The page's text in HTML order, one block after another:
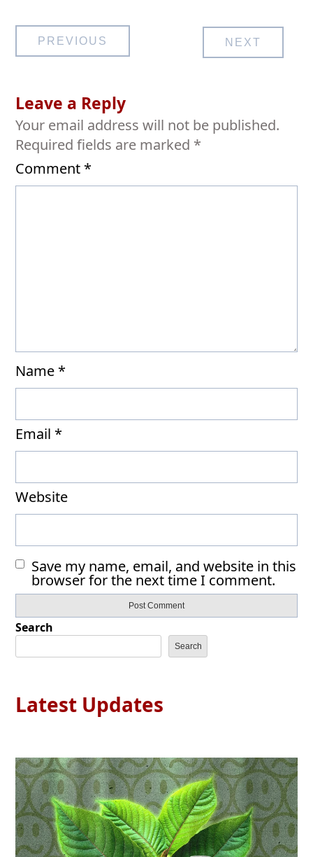
Post
navigation
PREVIOUS NEXT
Leave a Reply
Your email address will not be published.
Required fields are marked *
Comment *
Name *
Email *
Website
Save my name, email, and website in this
browser for the next time I comment.
Search
Search
Latest Updates